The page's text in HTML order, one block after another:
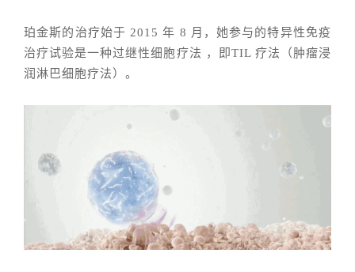
珀金斯的治疗始于 2015 年 8 月，她参与的特异性免疫
治疗试验是一种过继性细胞疗法 ，即TIL 疗法（肿瘤浸
润淋巴细胞疗法）。